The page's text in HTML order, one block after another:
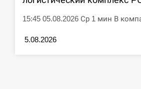
15:45 05.08.2026 Ср 1 мин В
5.08.2026